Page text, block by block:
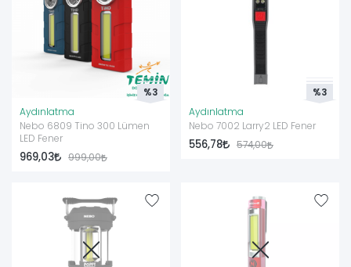
Aydınlatma
Nebo 6809 Tino 300 Lümen
LED Fener
969,03 999,00
%3
Aydınlatma
Nebo 7002 Larry2 LED Fener
556,78 574,00
%3